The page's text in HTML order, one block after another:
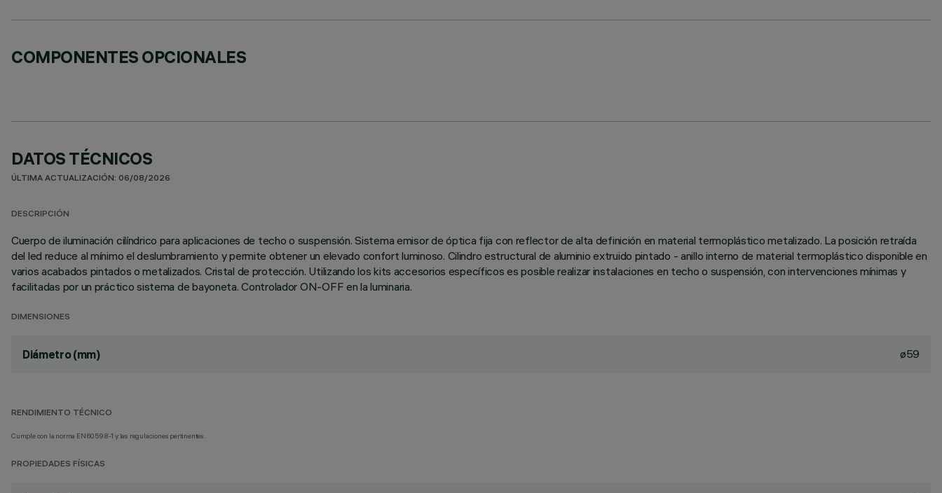
COMPONENTES OPCIONALES
DATOS TÉCNICOS
ÚLTIMA ACTUALIZACIÓN: 06/08/2026
DESCRIPCIÓN
Cuerpo de iluminación cilíndrico para aplicaciones de techo o suspensión. Sistema emisor de óptica fija con reflector de alta definición en material termoplástico metalizado. La posición retraída
del led reduce al mínimo el deslumbramiento y permite obtener un elevado confort luminoso. Cilindro estructural de aluminio extruido pintado - anillo interno de material termoplástico disponible en
varios acabados pintados o metalizados. Cristal de protección. Utilizando los kits accesorios específicos es posible realizar instalaciones en techo o suspensión, con intervenciones mínimas y
facilitadas por un práctico sistema de bayoneta. Controlador ON-OFF en la luminaria.
DIMENSIONES
Diámetro (mm) ø59
RENDIMIENTO TÉCNICO
Cumple con la norma EN60598-1 y las regulaciones pertinentes.
PROPIEDADES FÍSICAS